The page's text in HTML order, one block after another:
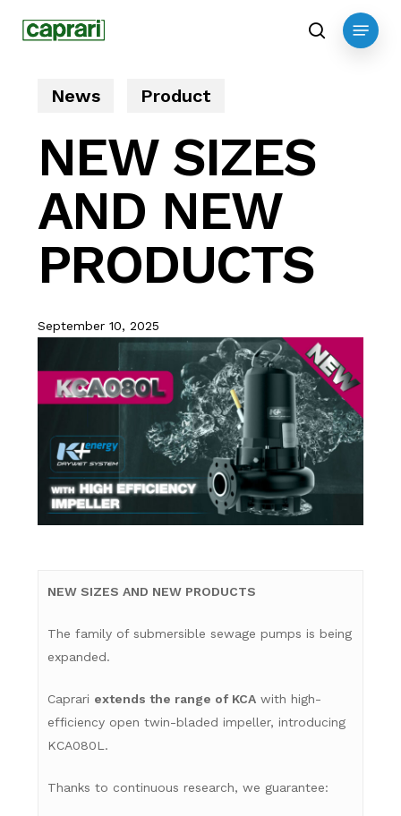
search
Menu
News Product
NEW SIZES
AND NEW
PRODUCTS
September 10, 2025
NEW SIZES AND NEW PRODUCTS
The family of submersible sewage pumps is being
expanded.
Caprari extends the range of KCAwith high-
efficiency open twin-bladed impeller, introducing
KCA080L.
Thanks to continuous research, we guarantee: